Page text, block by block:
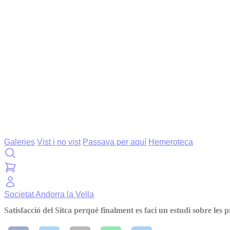
Galeries Vist i no vist Passava per aquí Hemeroteca
SocietatAndorra la Vella
Satisfacció del Sitca perquè finalment es faci un estudi sobre les